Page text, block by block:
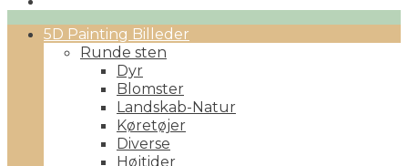
Primary5D Painting Billeder
Runde sten
Dyr
Blomster
Landskab-Natur
Køretøjer
Diverse
Højtider